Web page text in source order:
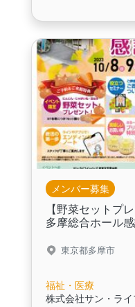
メンバー募集
【野菜セットプ
多摩総合ホール
東京都多摩市
福祉・医療
株式会社サン・ライ